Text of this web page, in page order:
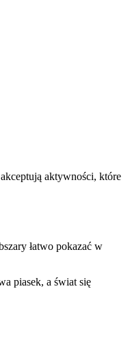
aktywności, które
łatwo pokazać w
piasek, a świat się